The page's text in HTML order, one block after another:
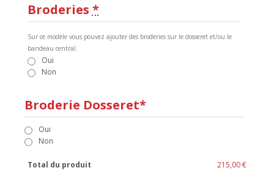
Broderie Dosseret*
Oui
Non
Broderies *
Sur ce modèle vous pouvez ajouter des broderies sur le dosseret et/ou le
bandeau central.
Oui
Non
Total du produit
215,00 €